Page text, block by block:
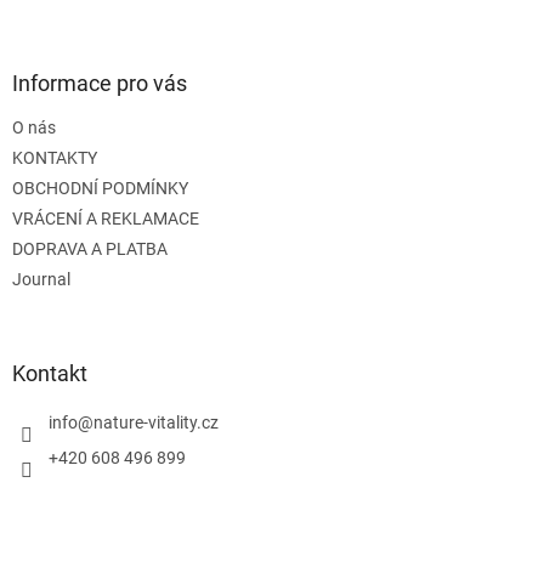
Informace pro vás
O nás
KONTAKTY
OBCHODNÍ PODMÍNKY
VRÁCENÍ A REKLAMACE
DOPRAVA A PLATBA
Journal
Kontakt
info@nature-vitality.cz
+420 608 496 899